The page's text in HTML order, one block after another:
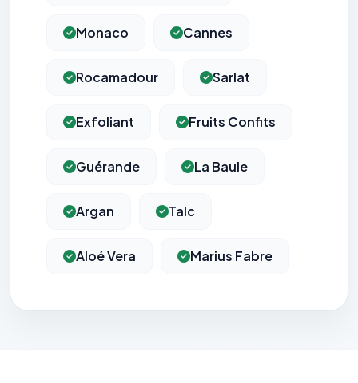
Monaco Cannes
Rocamadour Sarlat
Exfoliant Fruits Confits
Guérande La Baule
Argan Talc
Aloé Vera Marius Fabre